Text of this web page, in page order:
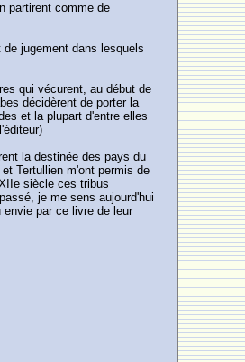
partirent comme de
jugement dans lesquels
qui vécurent, au début de
décidèrent de porter la
et la plupart d'entre elles
la destinée des pays du
Tertullien m'ont permis de
siècle ces tribus
je me sens aujourd'hui
par ce livre de leur